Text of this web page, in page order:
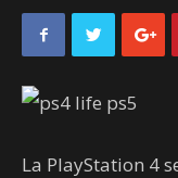
La PlayStation 4